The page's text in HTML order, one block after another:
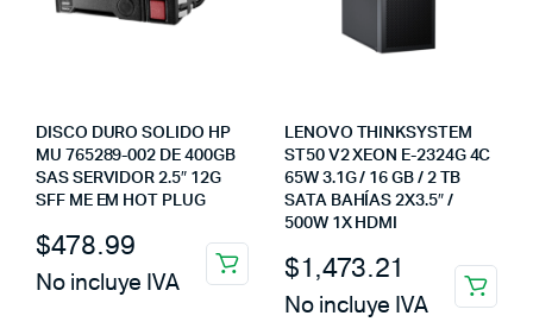
DISCO DURO SOLIDO HP
MU 765289-002 DE 400GB
SAS SERVIDOR 2.5″ 12G
SFF ME EM HOT PLUG
$478.99
No incluye IVA
LENOVO THINKSYSTEM
ST50 V2 XEON E-2324G 4C
65W 3.1G / 16 GB / 2 TB
SATA BAHÍAS 2X3.5″ /
500W 1X HDMI
$1,473.21
No incluye IVA